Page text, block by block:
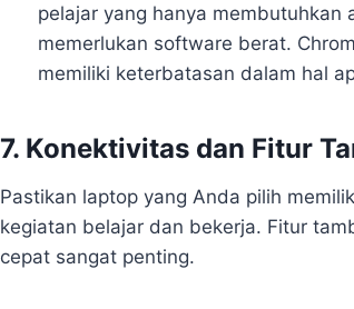
pelajar yang hanya
memerlukan software berat.
memiliki keterbatasan dalam hal
7. Konektivitas dan Fitur
Pastikan laptop yang Anda pilih
kegiatan belajar dan bekerja. Fitur
cepat sangat penting.